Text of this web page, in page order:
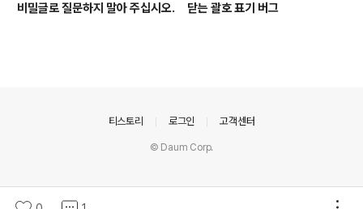
비밀글로 질문하지 말아 주십시오. 닫는 괄호 표기 버그
티스토리 로그인 고객센터
© Daum Corp.